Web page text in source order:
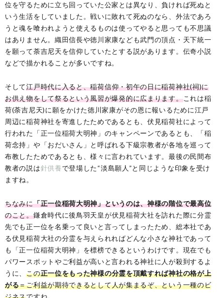
位を守るために立ち回っていた公家とは異なり、負ければ死ぬと
いう生活をしていました。戦いに敗れて死ぬのなら、外法であろ
うと魂を喰われようと使えるものは使ってやると思っても不思議
はありません。織田信長や徳川家康なども武門の頂点・天下統一
を願って荼吉尼天を信仰していたとする説があります。伝奇小説
などで描かれることが多いですね。
そして江戸時代に入ると、稲荷信仰・初午の日に稲荷神社(祠)に
お供え物をして祭るという風習が爆発的に広まります。これは稲
荷(荼吉尼天)に願をかけた徳川家康がその恩に報いるために江戸
周辺に稲荷神社を寄進したためであるとも、伏見稲荷社によって
行われた「正一位稲荷大明神」のキャンペーンであるとも、「稲
荷念持」や「おだいさん」と呼ばれる下級宗教者が各地を巡って
布教したためであるとも、様々に言われています。最後の民間布
教者の説は針供養で登場した“淡島願人”と同じような印象を受け
ますね。
ちなみに「正一位稲荷大明神」というのは、神様の階位で最高位
のこと。鎌倉時代に後鳥羽天皇が伏見稲荷大社を訪れた際に分霊
先でも正一位を名乗って良いと言ってしまったため、総本社であ
る伏見稲荷大社の分霊を与えられればどんな小さな神社であって
も「正一位稲荷大明神」を標榜できるというわけです。現在でも
パワースポットやご利益が高いと言われる神社に人が殺到するよ
うに、この正一位をもった神様の分霊を頂戴すれば神社の格が上
がる＝ご利益が期待できるとして人が集まるぞ、という一種のビ